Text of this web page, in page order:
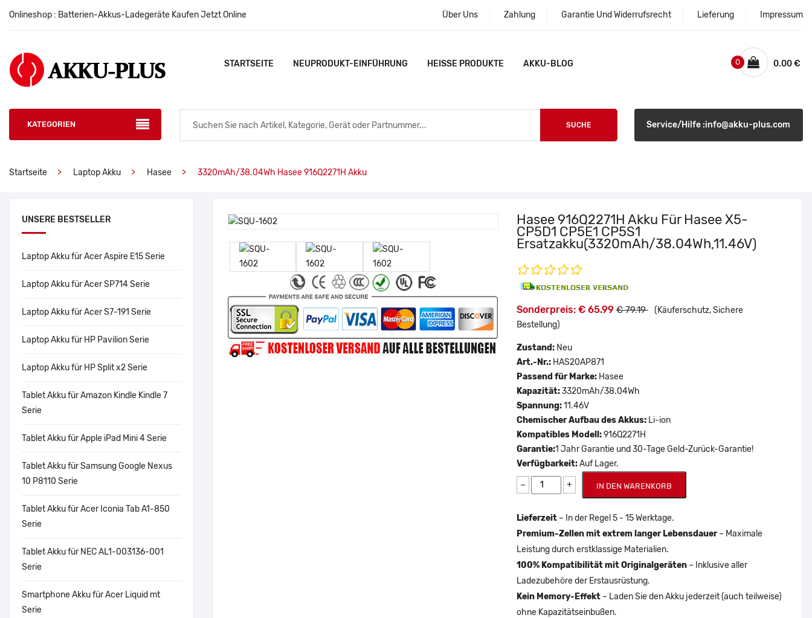
Onlineshop : Batterien-Akkus-Ladegeräte Kaufen Jetzt Online Über Uns Zahlung Garantie Und Widerrufsrecht Lieferung Impressum
STARTSEITE NEUPRODUKT-EINFÜHRUNG HEISSE PRODUKTE AKKU-BLOG 0.00 €
0
KATEGORIEN SUCHE Service/Hilfe :info@akku-plus.com
Startseite Laptop Akku Hasee 3320mAh/38.04Wh Hasee 916Q2271H Akku
UNSERE BESTSELLER
Laptop Akku für Acer Aspire E15 Serie
Laptop Akku für Acer SP714 Serie
Laptop Akku für Acer S7-191 Serie
Laptop Akku für HP Pavilion Serie
Laptop Akku für HP Split x2 Serie
Tablet Akku für Amazon Kindle Kindle 7
Serie
Tablet Akku für Apple iPad Mini 4 Serie
Tablet Akku für Samsung Google Nexus
10 P8110 Serie
Tablet Akku für Acer Iconia Tab A1-850
Serie
Tablet Akku für NEC AL1-003136-001
Serie
Smartphone Akku für Acer Liquid mt
Serie
Hasee 916Q2271H Akku Für Hasee X5-
CP5D1 CP5E1 CP5S1
Ersatzakku(3320mAh/38.04Wh,11.46V)
Sonderpreis: € 65.99 € 79.19 (Käuferschutz, Sichere
Bestellung)
Zustand: Neu
Art.-Nr.: HAS20AP871
Passend für Marke: Hasee
Kapazität:3320mAh/38.04Wh
Spannung:11.46V
Chemischer Aufbau des Akkus: Li-ion
Kompatibles Modell:916Q2271H
Garantie:1 Jahr Garantie und 30-Tage Geld-Zurück-Garantie!
Verfügbarkeit:Auf Lager.
− + IN DEN WARENKORB
Lieferzeit – In der Regel 5 - 15 Werktage.
Premium-Zellen mit extrem langer Lebensdauer– Maximale
Leistung durch erstklassige Materialien.
100% Kompatibilität mit Originalgeräten – Inklusive aller
Ladezubehöre der Erstausrüstung.
Kein Memory-Effekt – Laden Sie den Akku jederzeit (auch teilweise)
ohne Kapazitätseinbußen.